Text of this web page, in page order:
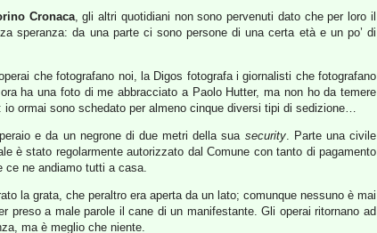
Cronaca, gli altri quotidiani non sono pervenuti dato che per loro il
speranza: da una parte ci sono persone di una certa età e un po’ di
che fotografano noi, la Digos fotografa i giornalisti che fotografano
ha una foto di me abbracciato a Paolo Hutter, ma non ho da temere
io ormai sono schedato per almeno cinque diversi tipi di sedizione…
e da un negrone di due metri della sua security. Parte una civile
è stato regolarmente autorizzato dal Comune con tanto di pagamento
ce ne andiamo tutti a casa.
la grata, che peraltro era aperta da un lato; comunque nessuno è mai
a male parole il cane di un manifestante. Gli operai ritornano ad
ma è meglio che niente.